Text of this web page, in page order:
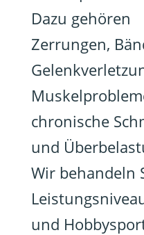
Dazu gehören
Zerrungen,
chronische
und
Wir behandeln
und